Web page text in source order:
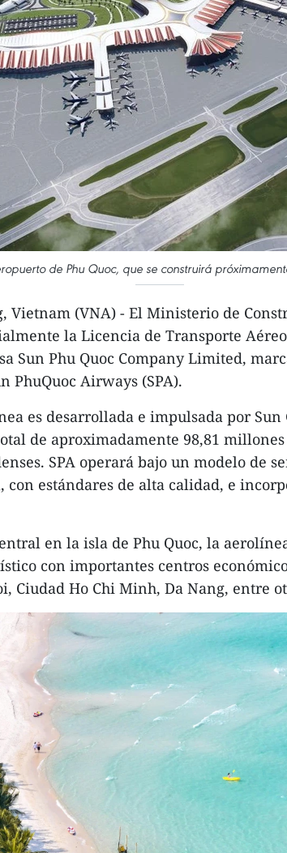
de Phu Quoc, que se construirá
Vietnam (VNA) - El Ministerio de
la Licencia de Transporte Aéreo
Sun Phu Quoc Company Limited,
PhuQuoc Airways (SPA).
es desarrollada e impulsada por Sun
de aproximadamente 98,81
SPA operará bajo un modelo de
con estándares de alta calidad, e
en la isla de Phu Quoc, la
con importantes centros
Ciudad Ho Chi Minh, Da Nang, entre